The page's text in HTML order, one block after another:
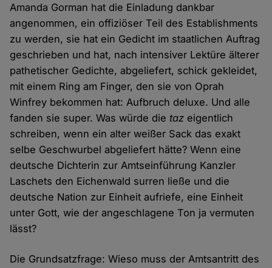
Amanda Gorman hat die Einladung dankbar
angenommen, ein offiziöser Teil des Establishments
zu werden, sie hat ein Gedicht im staatlichen Auftrag
geschrieben und hat, nach intensiver Lektüre älterer
pathetischer Gedichte, abgeliefert, schick gekleidet,
mit einem Ring am Finger, den sie von Oprah
Winfrey bekommen hat: Aufbruch deluxe. Und alle
fanden sie super. Was würde die taz eigentlich
schreiben, wenn ein alter weißer Sack das exakt
selbe Geschwurbel abgeliefert hätte? Wenn eine
deutsche Dichterin zur Amtseinführung Kanzler
Laschets den Eichenwald surren ließe und die
deutsche Nation zur Einheit aufriefe, eine Einheit
unter Gott, wie der angeschlagene Ton ja vermuten
lässt?
Die Grundsatzfrage: Wieso muss der Amtsantritt des